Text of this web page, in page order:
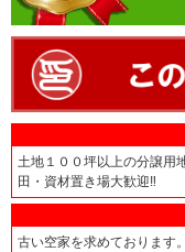
土地１００坪以上の分譲用
田・資材置き場大歓迎‼
古い空家を求めております